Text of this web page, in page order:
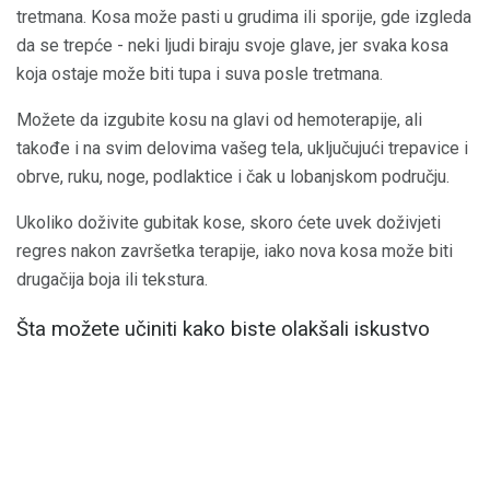
tretmana. Kosa može pasti u grudima ili sporije, gde izgleda
da se trepće - neki ljudi biraju svoje glave, jer svaka kosa
koja ostaje može biti tupa i suva posle tretmana.
Možete da izgubite kosu na glavi od hemoterapije, ali
takođe i na svim delovima vašeg tela, uključujući trepavice i
obrve, ruku, noge, podlaktice i čak u lobanjskom području.
Ukoliko doživite gubitak kose, skoro ćete uvek doživjeti
regres nakon završetka terapije, iako nova kosa može biti
drugačija boja ili tekstura.
Šta možete učiniti kako biste olakšali iskustvo